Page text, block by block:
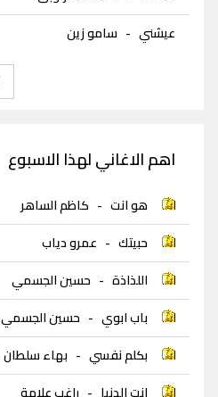
عيشني - سامو زين
اهم الاغاني لهذا الاسبوع
هو انت - كاظم الساهر
حبيتك - عمرو دياب
اللذاذة - حسين الجسمي
باب ابوي - حسين الجسمي
بكلم نفسي - بهاء سلطان